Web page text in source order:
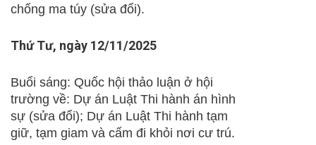
chống ma túy (sửa đổi).
Thứ Tư, ngày 12/11/2025
Buổi sáng: Quốc hội thảo luận ở hội
trường về: Dự án Luật Thi hành án hình
sự (sửa đổi); Dự án Luật Thi hành tạm
giữ, tạm giam và cấm đi khỏi nơi cư trú.